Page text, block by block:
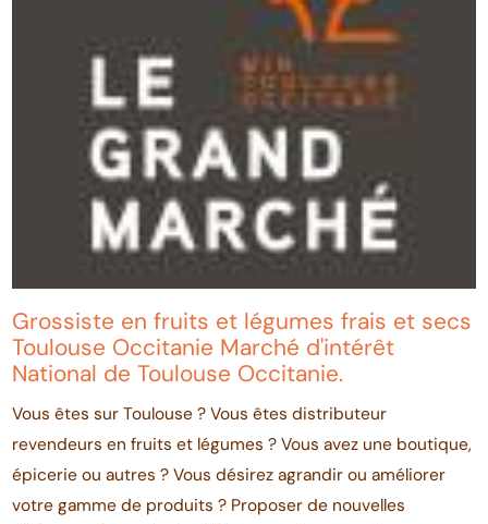
Grossiste en fruits et légumes frais et secs
Toulouse Occitanie Marché d'intérêt
National de Toulouse Occitanie.
Vous êtes sur Toulouse ? Vous êtes distributeur
revendeurs en fruits et légumes ? Vous avez une boutique,
épicerie ou autres ? Vous désirez agrandir ou améliorer
votre gamme de produits ? Proposer de nouvelles